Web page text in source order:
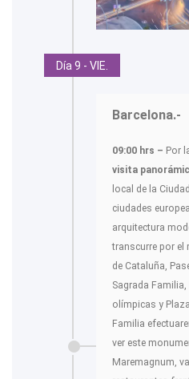
Día 9 - VIE.
Barcelona.-
09:00 hrs – Por
visita
local de la
ciudades
arquitectura
transcurre por el
de Cataluña,
Sagrada
olímpicas y
Familia
ver este
Maremagnum,